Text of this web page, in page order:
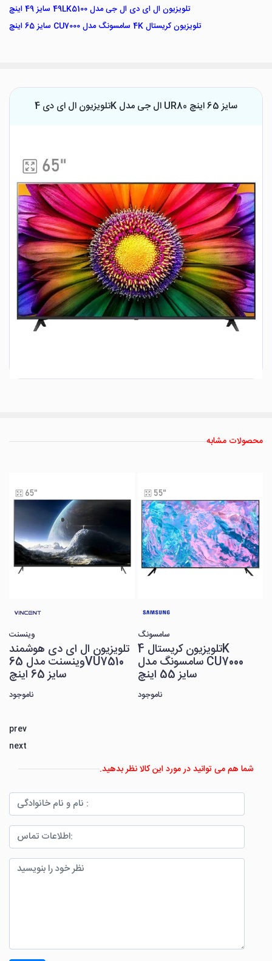
تلویزیون ال ای دی ال جی مدل 49LK5100 سایز 49 اینچ
تلویزیون کریستال 4K سامسونگ مدل CU7000 سایز 65 اینچ
تلویزیون ال ای دی 4K ال جی مدل UR80 سایز 65 اینچ
محصولات مشابه
سامسونگ
تلویزیون کریستال 4K
سامسونگ مدل CU7000
سایز 55 اینچ
ناموجود
تلویزیون هوشمند سام
الکترونیک مدل 43C5800
سایز 43 اینچ
ناموجود
prev
next
شما هم می توانید در مورد این کالا نظر بدهید.